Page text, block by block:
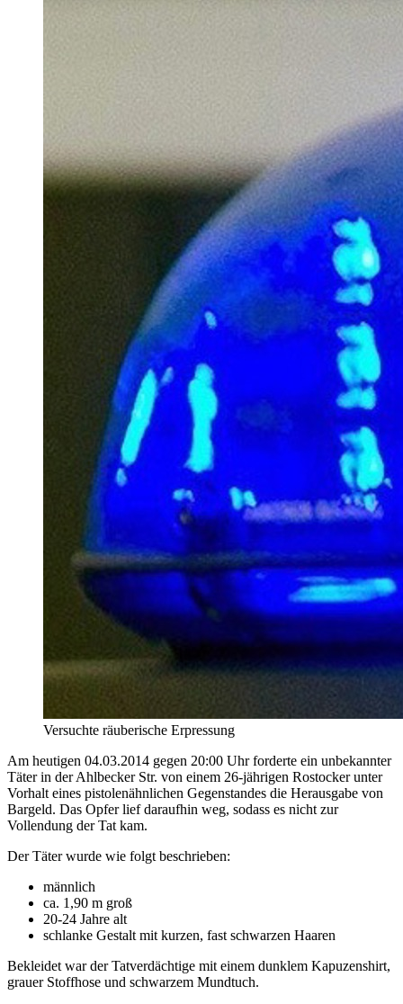
Versuchte räuberische Erpressung
Am heutigen 04.03.2014 gegen 20:00 Uhr forderte ein unbekannter
Täter in der Ahlbecker Str. von einem 26-jährigen Rostocker unter
Vorhalt eines pistolenähnlichen Gegenstandes die Herausgabe von
Bargeld. Das Opfer lief daraufhin weg, sodass es nicht zur
Vollendung der Tat kam.
Der Täter wurde wie folgt beschrieben:
männlich
ca. 1,90 m groß
20-24 Jahre alt
schlanke Gestalt mit kurzen, fast schwarzen Haaren
Bekleidet war der Tatverdächtige mit einem dunklem Kapuzenshirt,
grauer Stoffhose und schwarzem Mundtuch.